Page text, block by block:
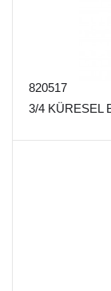
820517
3/4 KÜRESEL